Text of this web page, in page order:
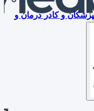
و کادر درمان و